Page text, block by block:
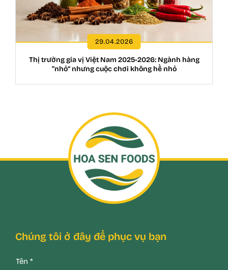
29.04.2026
Thị trường gia vị Việt Nam 2025-2026: Ngành hàng
“nhỏ” nhưng cuộc chơi không hề nhỏ
Chúng tôi ở đây để phục vụ bạn
Tên *